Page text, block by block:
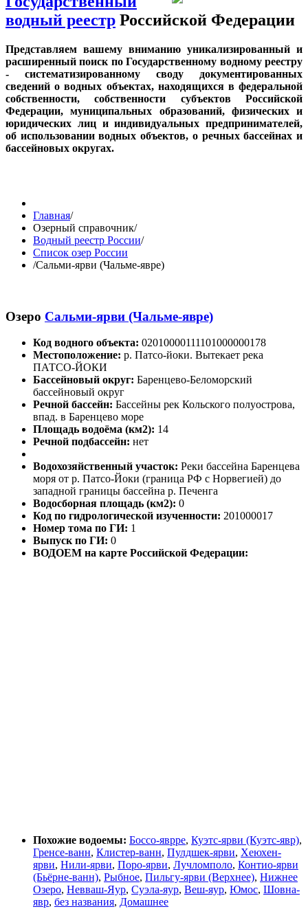
водный реестр Российской Федерации
Представляем вашему вниманию уникализированный и
расширенный поиск по Государственному водному реестру
- систематизированному своду документированных
сведений о водных объектах, находящихся в федеральной
собственности, собственности субъектов Российской
Федерации, муниципальных образований, физических и
юридических лиц и индивидуальных предпринимателей,
об использовании водных объектов, о речных бассейнах и
бассейновых округах.
Главная/
Озерный справочник/
Водный реестр России/
Список озер России
/Сальми-ярви (Чальме-явре)
Озеро Сальми-ярви (Чальме-явре)
Код водного объекта: 02010000111101000000178
Местоположение: р. Патсо-йоки. Вытекает река
ПАТСО-ЙОКИ
Бассейновый округ: Баренцево-Беломорский
бассейновый округ
Речной бассейн: Бассейны рек Кольского полуострова,
впад. в Баренцево море
Площадь водоёма (км2): 14
Речной подбассейн: нет
Водохозяйственный участок: Реки бассейна Баренцева
моря от р. Патсо-Йоки (граница РФ с Норвегией) до
западной границы бассейна р. Печенга
Водосборная площадь (км2): 0
Код по гидрологической изученности: 201000017
Номер тома по ГИ: 1
Выпуск по ГИ: 0
ВОДОЕМ на карте Российской Федерации:
Похожие водоемы: Боссо-яврре, Куэтс-ярви (Куэтс-явр),
Гренсе-ванн, Клистер-ванн, Пулдшек-ярви, Хеюхен-
ярви, Нили-ярви, Поро-ярви, Лучломполо, Контио-ярви
(Бьёрне-ванн), Рыбное, Пильгу-ярви (Верхнее), Нижнее
Озеро, Невваш-Яур, Суэла-яур, Веш-яур, Юмос, Шовна-
явр, без названия, Домашнее